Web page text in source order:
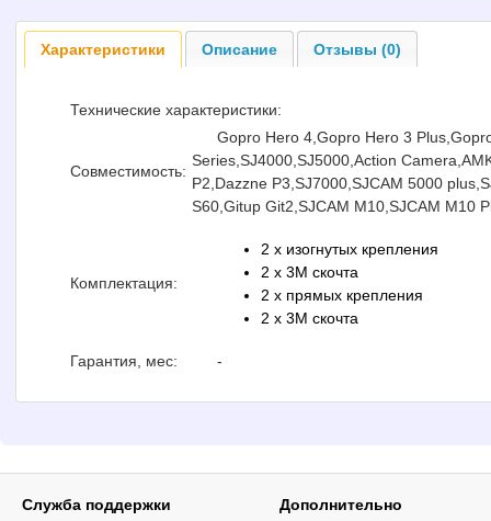
Характеристики Описание Отзывы (0)
Технические характеристики:
Совместимость:
Gopro Hero 4,Gopro Hero 3
Series,SJ4000,SJ5000,Action
P2,Dazzne P3,SJ7000,SJCAM 5000
S60,Gitup Git2,SJCAM M10,SJCAM M10
Комплектация:
2 x изогнутых крепления
2 x 3M скочта
2 x прямых крепления
2 x 3M скочта
Гарантия, мес: -
Служба поддержки
Дополнительно